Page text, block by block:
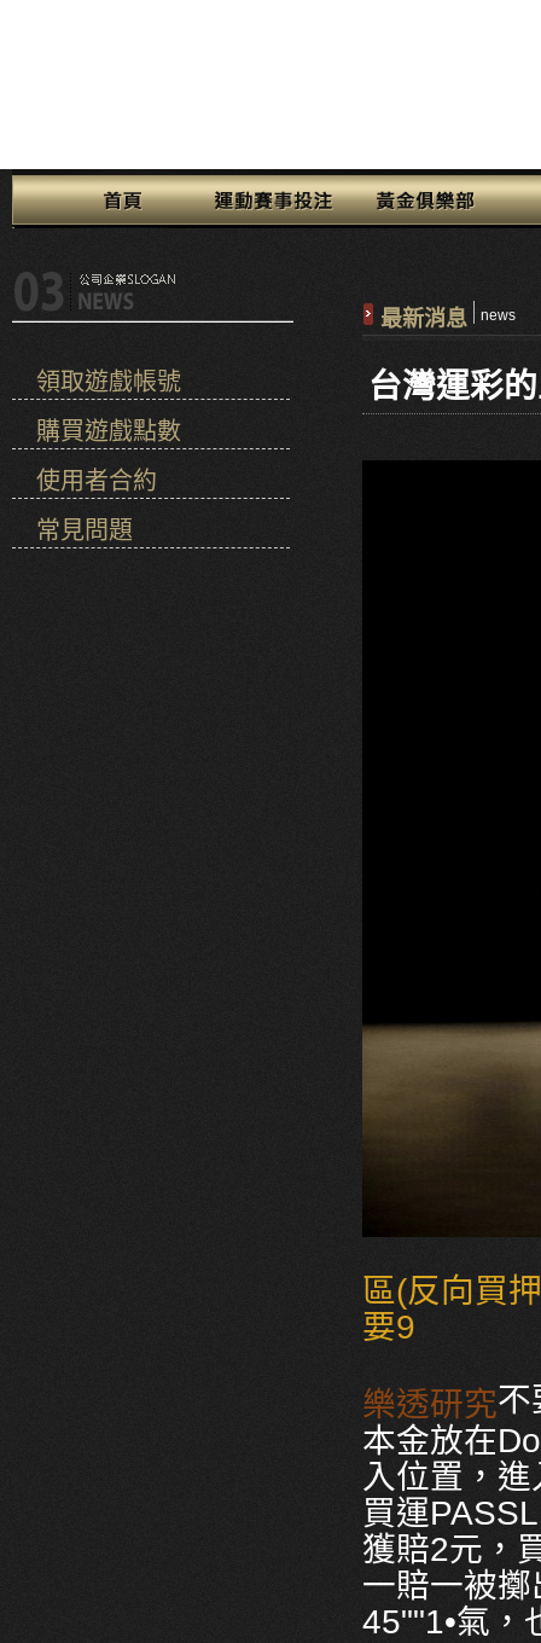
領取遊戲帳號
購買遊戲點數
使用者合約
常見問題
最新消息 news
台灣運彩
區(反向買
要9
樂透研究不
本金放在
入位置，
買運
獲賠2元，
一賠一被
45""1•氣，